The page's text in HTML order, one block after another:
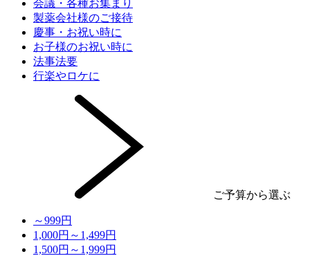
会議・各種お集まり
製薬会社様のご接待
慶事・お祝い時に
お子様のお祝い時に
法事法要
行楽やロケに
ご予算から選ぶ
～999円
1,000円～1,499円
1,500円～1,999円